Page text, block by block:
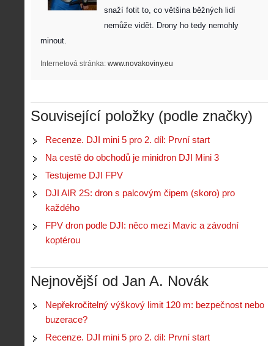
snaží fotit to, co většina běžných lidí
nemůže vidět. Drony ho tedy nemohly
minout.
Internetová stránka: www.novakoviny.eu
Související položky (podle značky)
Recenze. DJI mini 5 pro 2. díl: První start
Na cestě do obchodů je minidron DJI Mini 3
Testujeme DJI FPV
DJI AIR 2S: dron s palcovým čipem (skoro) pro
každého
FPV dron podle DJI: něco mezi Mavic a závodní
koptérou
Nejnovější od Jan A. Novák
Nepřekročitelný výškový limit 120 m: bezpečnost nebo
buzerace?
Recenze. DJI mini 5 pro 2. díl: První start